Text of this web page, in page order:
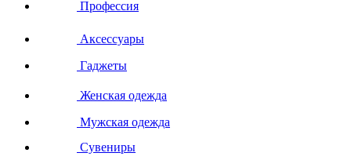
Профессия
Аксессуары
Гаджеты
Женская одежда
Мужская одежда
Сувениры